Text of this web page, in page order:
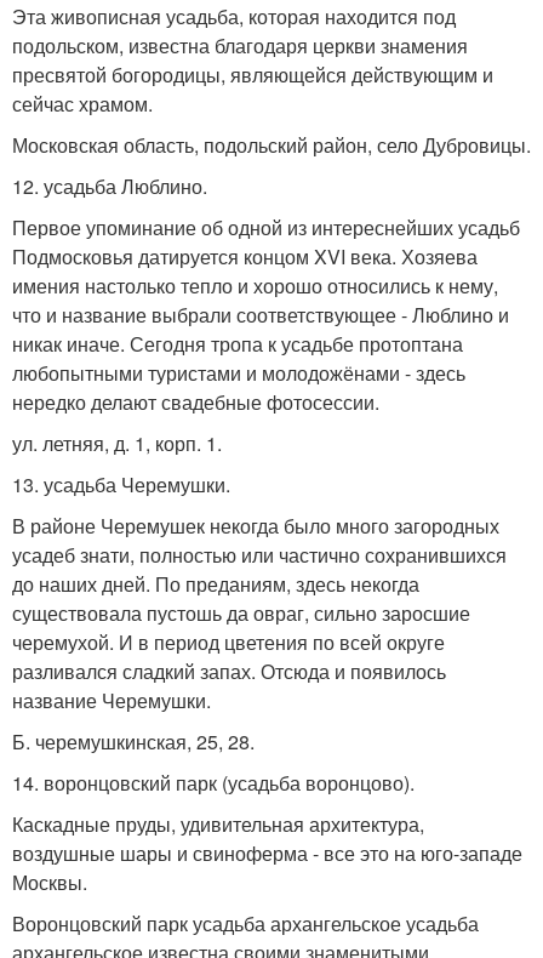
Эта живописная усадьба, которая находится под
подольском, известна благодаря церкви знамения
пресвятой богородицы, являющейся действующим и
сейчас храмом.
Московская область, подольский район, село Дубровицы.
12. усадьба Люблино.
Первое упоминание об одной из интереснейших усадьб
Подмосковья датируется концом XVI века. Хозяева
имения настолько тепло и хорошо относились к нему,
что и название выбрали соответствующее - Люблино и
никак иначе. Сегодня тропа к усадьбе протоптана
любопытными туристами и молодожёнами - здесь
нередко делают свадебные фотосессии.
ул. летняя, д. 1, корп. 1.
13. усадьба Черемушки.
В районе Черемушек некогда было много загородных
усадеб знати, полностью или частично сохранившихся
до наших дней. По преданиям, здесь некогда
существовала пустошь да овраг, сильно заросшие
черемухой. И в период цветения по всей округе
разливался сладкий запах. Отсюда и появилось
название Черемушки.
Б. черемушкинская, 25, 28.
14. воронцовский парк (усадьба воронцово).
Каскадные пруды, удивительная архитектура,
воздушные шары и свиноферма - все это на юго-западе
Москвы.
Воронцовский парк усадьба архангельское усадьба